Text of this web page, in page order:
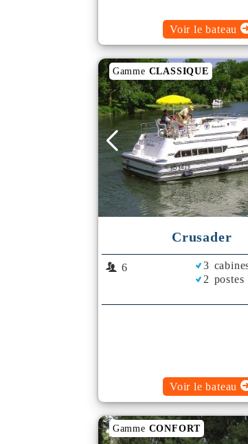
Voir le bateau
Gamme CLASSIQUE
Crusader
6
3
2
Voir le bateau
Gamme CONFORT